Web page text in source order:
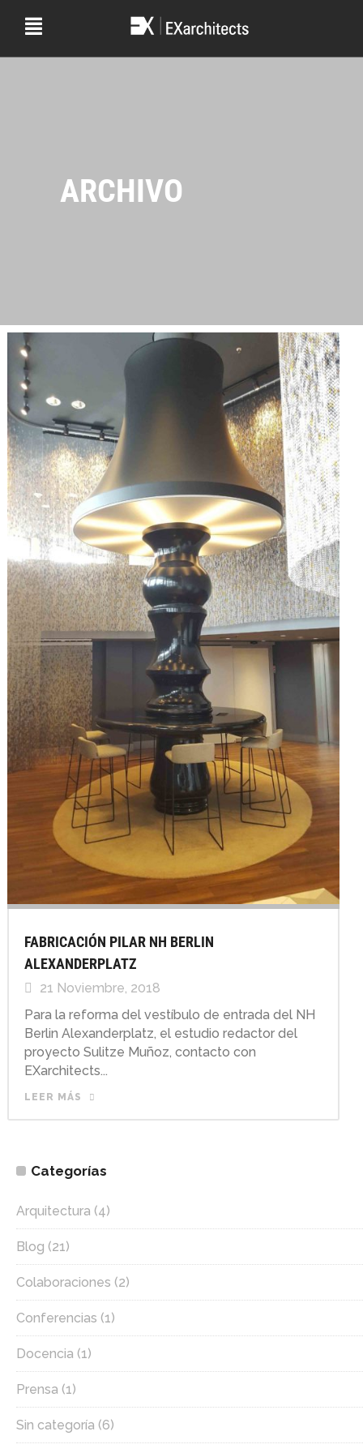
ARCHIVO
FABRICACIÓN PILAR NH BERLIN
ALEXANDERPLATZ
21 Noviembre, 2018
Para la reforma del vestíbulo de entrada del NH
Berlin Alexanderplatz, el estudio redactor del
proyecto Sulitze Muñoz, contacto con
EXarchitects...
LEER MÁS
Categorías
Arquitectura (4)
Blog (21)
Colaboraciones (2)
Conferencias (1)
Docencia (1)
Prensa (1)
Sin categoría (6)